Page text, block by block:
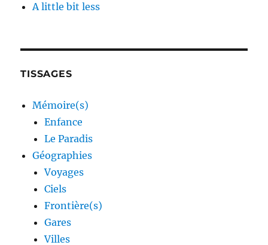
A little bit less
TISSAGES
Mémoire(s)
Enfance
Le Paradis
Géographies
Voyages
Ciels
Frontière(s)
Gares
Villes